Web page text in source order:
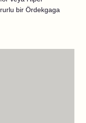
bir Ördekgaga